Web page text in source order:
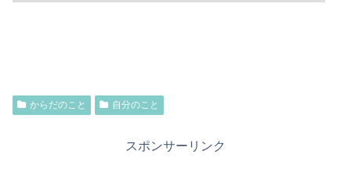
からだのこと 自分のこと
スポンサーリンク